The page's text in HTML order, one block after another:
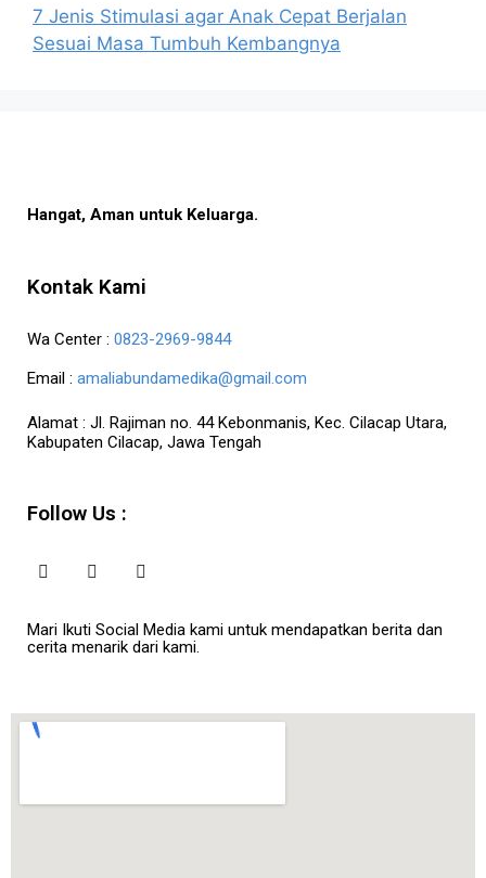
7 Jenis Stimulasi agar Anak Cepat Berjalan
Sesuai Masa Tumbuh Kembangnya
Hangat, Aman untuk Keluarga.
Kontak Kami
Wa Center : 0823-2969-9844
Email : amaliabundamedika@gmail.com
Alamat : Jl. Rajiman no. 44 Kebonmanis, Kec. Cilacap Utara,
Kabupaten Cilacap, Jawa Tengah
Follow Us :
Mari Ikuti Social Media kami untuk mendapatkan berita dan
cerita menarik dari kami.